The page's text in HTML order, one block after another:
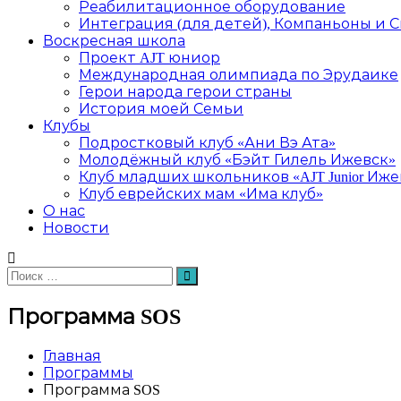
Реабилитационное оборудование
Интеграция (для детей), Компаньоны и
Воскресная школа
Проект AJT юниор
Международная олимпиада по Эрудаике
Герои народа герои страны
История моей Семьи
Клубы
Подростковый клуб «Ани Вэ Ата»
Молодёжный клуб «Бэйт Гилель Ижевск»
Клуб младших школьников «AJT Junior
Клуб еврейских мам «Има клуб»
О нас
Новости
Искать: Поиск
Программа SOS
Главная
Программы
Программа SOS